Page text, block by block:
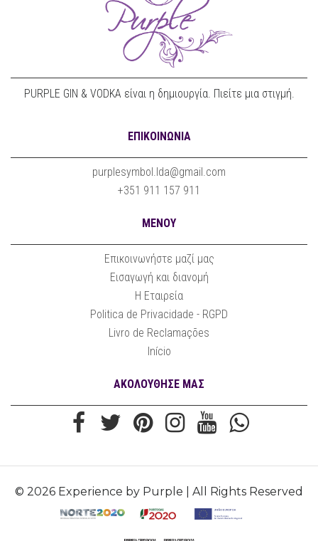
PURPLE GIN & VODKA είναι η δημιουργία. Πιείτε μια στιγμή.
ΕΠΙΚΟΙΝΩΝΊΑ
purplesymbol.lda@gmail.com
+351 911 157 911
ΜΕΝΟΎ
Επικοινωνήστε μαζί μας
Εισαγωγή και διανομή
Η Εταιρεία
Politica de Privacidade - RGPD
Livro de Reclamações
Início
ΑΚΟΛΟΥΘΗΣΕ ΜΑΣ
© 2026 Experience by Purple | All Rights Reserved